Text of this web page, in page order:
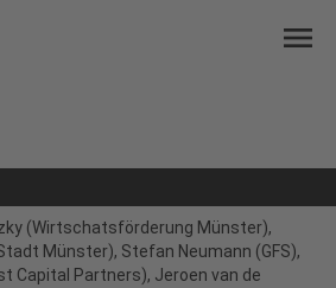
menu
(Wirtschatsförderung Münster),
Münster), Stefan Neumann (GFS),
Capital Partners), Jeroen van de